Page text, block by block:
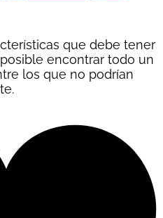
que debe tener
encontrar todo un
los que no podrían